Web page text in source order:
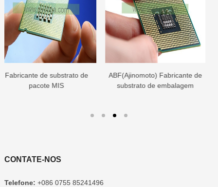
de
ABF(Ajinomoto) Fabricante de
substrato de embalagem
Fabricante de
pacote FCBGA
CONTATE-NOS
Telefone: +086 0755 85241496